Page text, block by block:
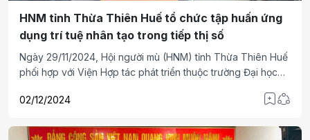
HNM tỉnh Thừa Thiên Huế tổ chức tập huấn ứng
dụng trí tuệ nhân tạo trong tiếp thị số
Ngày 29/11/2024, Hội người mù (HNM) tỉnh Thừa Thiên Huế
phối hợp với Viện Hợp tác phát triển thuộc trường Đại học
dụng trí tuệ nhân tạo trong tiếp thị số cho 30 cán bộ, hội
học tập tại các cấp hội.
02/12/2024